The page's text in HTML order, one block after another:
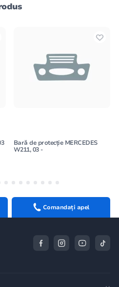
Bară de protecție MERCEDES
W211, 03 -
Comandați apel